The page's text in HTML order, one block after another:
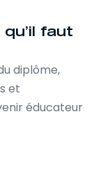
faut
diplôme,
et
éducateur